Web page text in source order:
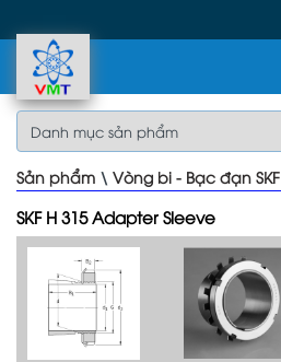
Sản phẩm \ Vòng bi - Bạc đạn SKF
SKF H 315 Adapter Sleeve